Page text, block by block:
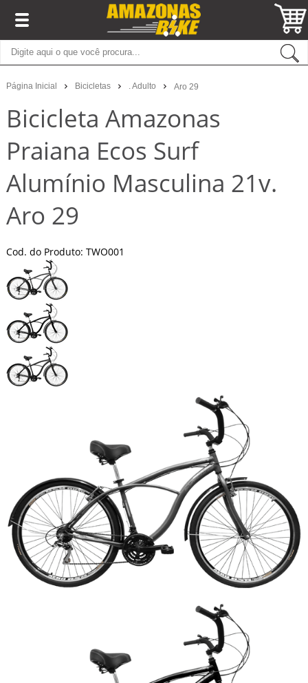
Página Inicial Bicicletas . Adulto Aro 29
Bicicleta Amazonas
Praiana Ecos Surf
Alumínio Masculina 21v.
Aro 29
Cod. do Produto: TWO001